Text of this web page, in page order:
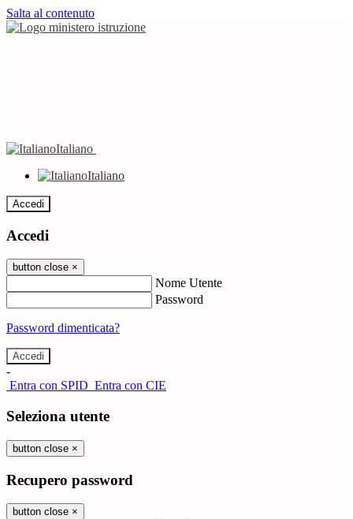
Salta al contenuto
Italiano
Italiano
Accedi
Accedi
button close ×
Nome Utente
Password
Password dimenticata?
-
Entra con SPID Entra con CIE
Seleziona utente
button close ×
Recupero password
button close ×